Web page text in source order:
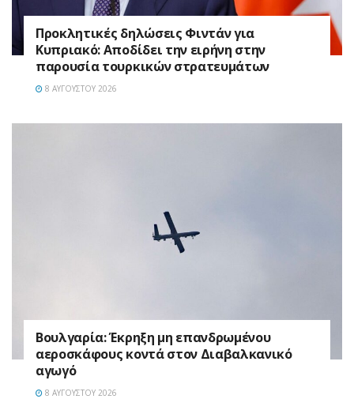
Προκλητικές δηλώσεις Φιντάν για
Κυπριακό: Αποδίδει την ειρήνη στην
παρουσία τουρκικών στρατευμάτων
8 ΑΥΓΟΎΣΤΟΥ 2026
Βουλγαρία: Έκρηξη μη επανδρωμένου
αεροσκάφους κοντά στον Διαβαλκανικό
αγωγό
8 ΑΥΓΟΎΣΤΟΥ 2026